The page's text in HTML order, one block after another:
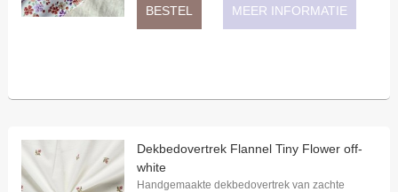
BESTEL MEER INFORMATIE
Dekbedovertrek Flannel Tiny Flower off-
white
Handgemaakte dekbedovertrek van zachte